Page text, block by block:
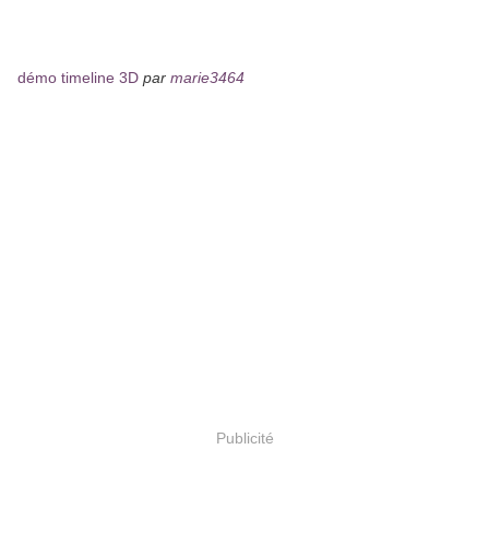
démo timeline 3D par marie3464
Publicité